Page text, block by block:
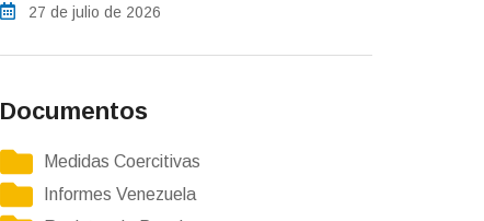
27 de julio de 2026
Documentos
Medidas Coercitivas
Informes Venezuela